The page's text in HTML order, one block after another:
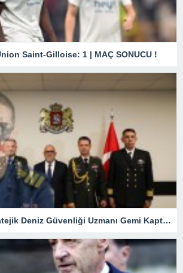
Saint-Gilloise: 1 | MAÇ SONUCU !
Özel Röportaj Stratejik Deniz Güvenliği Uzmanı Gemi Kaptanı Şahin Avşar ile Konuştuk? “Karadeniz’de yeni bir güvenlik mimarisi mi doğuyor?